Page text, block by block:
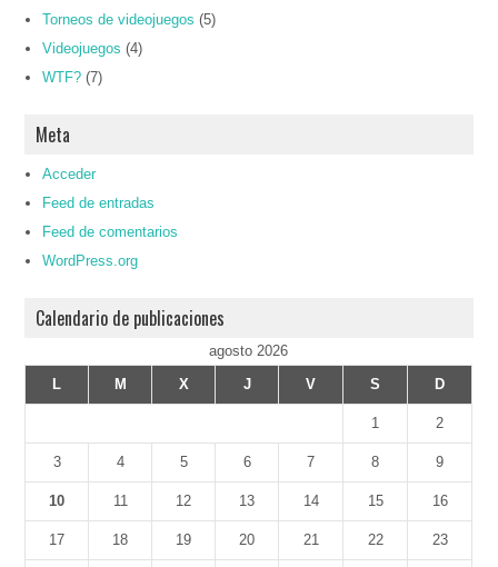
Torneos de videojuegos (5)
Videojuegos (4)
WTF? (7)
Meta
Acceder
Feed de entradas
Feed de comentarios
WordPress.org
Calendario de publicaciones
agosto 2026
L
M X J V S D
1 2
3 4 5 6 7 8 9
10 11 12 13 14 15 16
17 18 19 20 21 22 23